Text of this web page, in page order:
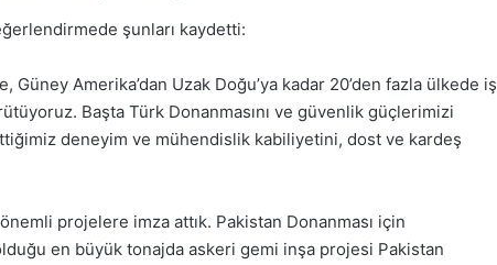
şunları kaydetti:
Amerika’dan Uzak Doğu’ya kadar 20’den fazla ülkede iş
Başta Türk Donanmasını ve güvenlik güçlerimizi
deneyim ve mühendislik kabiliyetini, dost ve kardeş
projelere imza attık. Pakistan Donanması için
olduğu en büyük tonajda askeri gemi inşa projesi Pakistan